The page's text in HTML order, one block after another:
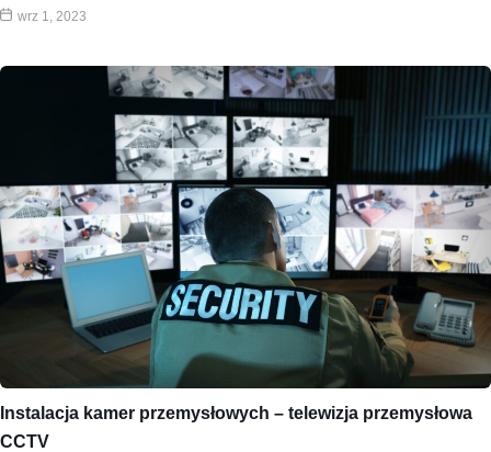
wrz 1, 2023
Instalacja kamer przemysłowych – telewizja przemysłowa
CCTV